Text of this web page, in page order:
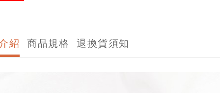
紹 商品規格 退換貨須知